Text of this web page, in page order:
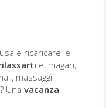
e ricaricare le
e, magari,
massaggi
Una vacanza